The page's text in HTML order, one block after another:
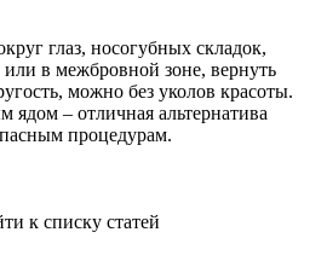
глаз, носогубных складок,
в межбровной зоне, вернуть
можно без уколов красоты.
ядом – отличная альтернатива
процедурам.
к списку статей